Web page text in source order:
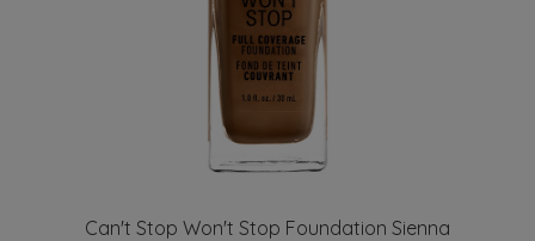
Can't Stop Won't Stop Foundation Sienna